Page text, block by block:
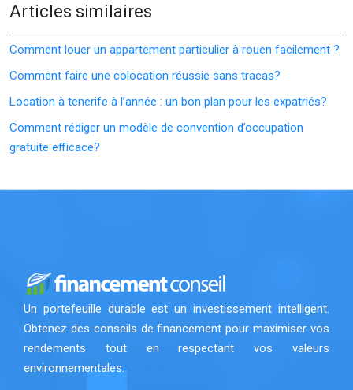
Articles similaires
Comment louer un appartement particulier à rouen facilement ?
Comment faire une colocation réussie sans tracas?
Location à tenerife à l’année : un bon plan pour les expatriés?
Comment rédiger un modèle de convention d’occupation
gratuite efficace?
Un portefeuille durable est un investissement intelligent.
Obtenez des conseils de financement pour maximiser vos
rendements tout en respectant vos valeurs
environnementales.